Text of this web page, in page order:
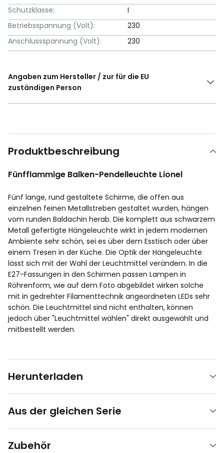
Schutzklasse:
I
Betriebsspannung (Volt):
230
Anschlussspannung (Volt):
230
Angaben zum Hersteller / zur für die EU
zuständigen Person
Produktbeschreibung
Fünfflammige Balken-Pendelleuchte Lionel
Fünf lange, rund gestaltete Schirme, die offen aus
einzelnen feinen Metallstreben gestaltet wurden, hängen
vom runden Baldachin herab. Die komplett aus schwarzem
Metall gefertigte Hängeleuchte wirkt in jedem modernen
Ambiente sehr schön, sei es über dem Esstisch oder über
einem Tresen in der Küche. Die Optik der Hängeleuchte
lässt sich mit der Wahl der Leuchtmittel verändern. In die
E27-Fassungen in den Schirmen passen Lampen in
Röhrenform, wie auf dem Foto abgebildet wirken solche
mit in gedrehter Filamenttechnik angeordneten LEDs sehr
schön. Die Leuchtmittel sind nicht enthalten, können
jedoch über "Leuchtmittel wählen" direkt ausgewählt und
mitbestellt werden.
Herunterladen
Aus der gleichen Serie
Zubehör